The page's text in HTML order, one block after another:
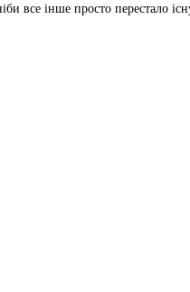
інше просто перестало